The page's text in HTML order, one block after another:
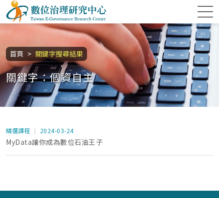
跳到主要內容區塊
數位治理研究中心
首頁 關鍵字搜尋結果
:::
關鍵字：個資自主
精選課程 2024-03-24
MyData讓你成為數位石油王子